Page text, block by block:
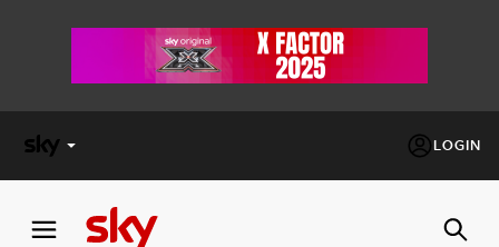
LOGIN
FACTOR